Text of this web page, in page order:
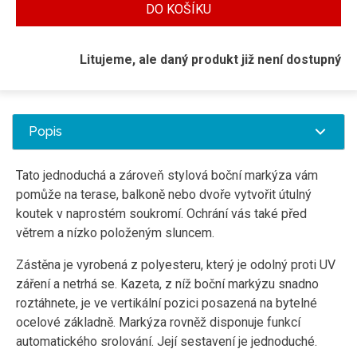
DO KOŠÍKU
Litujeme, ale daný produkt již není dostupný
Popis
Tato jednoduchá a zároveň stylová boční markýza vám
pomůže na terase, balkoně nebo dvoře vytvořit útulný
koutek v naprostém soukromí. Ochrání vás také před
větrem a nízko položeným sluncem.
Zástěna je vyrobená z polyesteru, který je odolný proti UV
záření a netrhá se. Kazeta, z níž boční markýzu snadno
roztáhnete, je ve vertikální pozici posazená na bytelné
ocelové základně. Markýza rovněž disponuje funkcí
automatického srolování. Její sestavení je jednoduché.